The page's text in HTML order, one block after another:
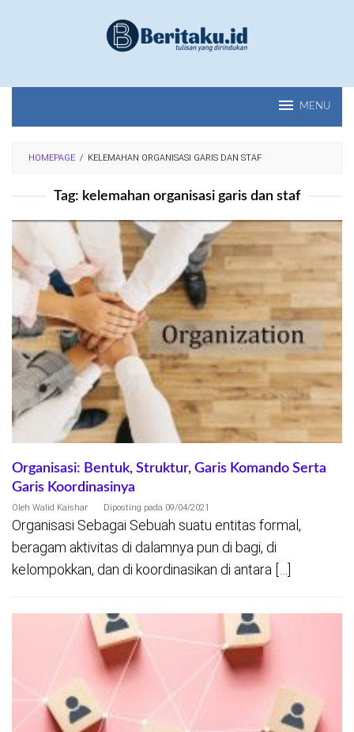
MENU
HOMEPAGE / KELEMAHAN ORGANISASI GARIS DAN STAF
Tag: kelemahan organisasi garis dan staf
Organisasi: Bentuk, Struktur, Garis Komando Serta
Garis Koordinasinya
Oleh Walid Kaishar Diposting pada 09/04/2021
Organisasi Sebagai Sebuah suatu entitas formal,
beragam aktivitas di dalamnya pun di bagi, di
kelompokkan, dan di koordinasikan di antara […]